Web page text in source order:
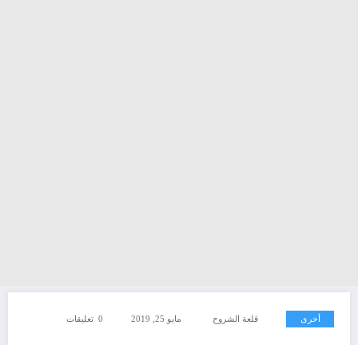
أخرى قلعة الشروح مايو 25, 2019 0 تعليقات